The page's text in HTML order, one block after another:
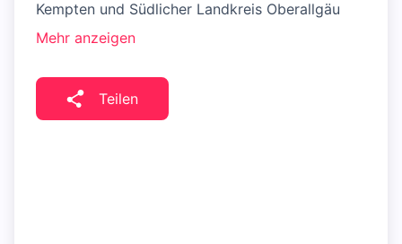
Kempten und Südlicher Landkreis Oberallgäu
Mehr anzeigen
Teilen